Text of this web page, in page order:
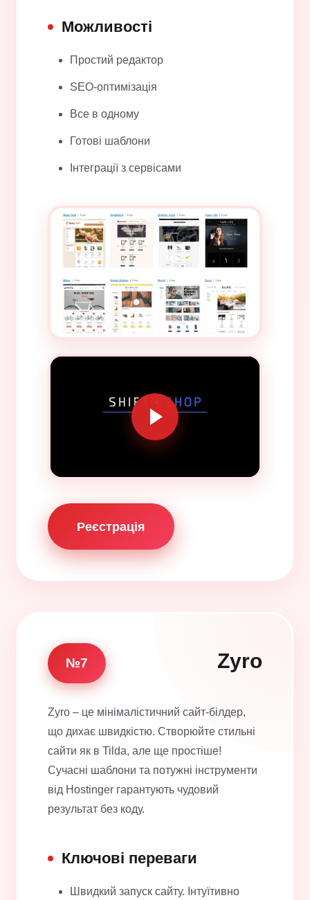
Можливості
Простий редактор
SEO-оптимізація
Все в одному
Готові шаблони
Інтеграції з сервісами
Реєстрація
№7 Zyro
Zyro – це мінімалістичний сайт-білдер,
що дихає швидкістю. Створюйте стильні
сайти як в Tilda, але ще простіше!
Сучасні шаблони та потужні інструменти
від Hostinger гарантують чудовий
результат без коду.
Ключові переваги
Швидкий запуск сайту. Інтуїтивно